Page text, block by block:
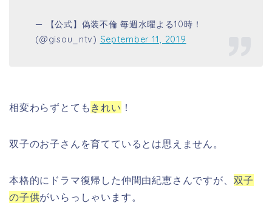
— 【公式】偽装不倫 毎週水曜よる10時！
(@gisou_ntv) September 11, 2019
相変わらずとても きれい ！
双子のお子さんを育てているとは思えません。
本格的にドラマ復帰した仲間由紀恵さんですが、 双子
の子供がいらっしゃいます。